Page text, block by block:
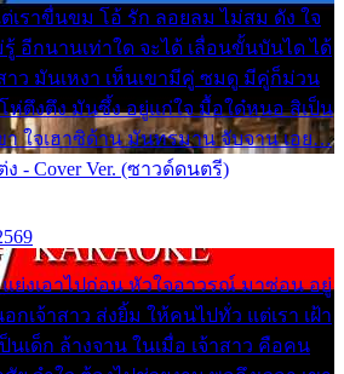
เราขื่นขม โอ้ รัก ลอยลม ไม่สม ดัง ใจ
อีกนานเท่าใด จะได้ เลื่อนขั้นบันได ได้
าว มันเหงา เห็นเขามีคู่ ซมดู มีคู่ก็ม่วน
ห่ตึงตึง มันซึ้ง อยู่แก่ใจ มื้อใด๋หนอ สิเป็น
า ใจเฮาซิด้าน มันทรมาน จับจาน เอย…
- Cover Ver. (ซาวด์ดนตรี)
แย่งเอาไปก่อน หัวใจอาวรณ์ มาซ่อน อยู่
กเจ้าสาว ส่งยิ้ม ให้คนไปทั่ว แต่เรา เฝ้า
นเด็ก ล้างจาน ในเมื่อ เจ้าสาว คือคน